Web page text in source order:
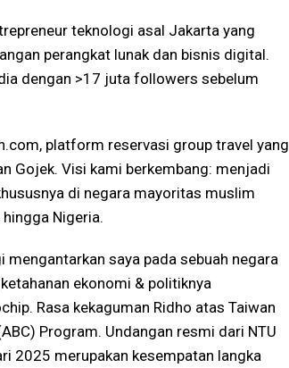
teknologi asal Jakarta yang
perangkat lunak dan bisnis digital.
dengan >17 juta followers sebelum
platform reservasi group travel yang
Gojek. Visi kami berkembang: menjadi
di negara mayoritas muslim
Nigeria.
saya pada sebuah negara
ekonomi & politiknya
Rasa kekaguman Ridho atas Taiwan
Program. Undangan resmi dari NTU
2025 merupakan kesempatan langka